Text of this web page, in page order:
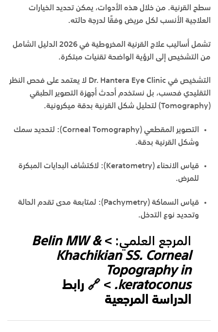
سطح القرنية. من خلال هذه الأدوات، يمكن تحديد الخيارات
العلاجية الأنسب لكل مريض وفقًا لدرجة حالته.
تشمل أساليب
علاج القرنية المخروطية في 2026 الدليل الشامل
من التشخيص إلى الرؤية الواضحة تقنيات مبتكرة.
التشخيص في Dr. Hantera Eye Clinic لا يعتمد على فحص النظر
التقليدي فحسب، بل نستخدم أحدث أجهزة التصوير الطبقي
(Tomography) لتحليل شكل القرنية بدقة ميكرونية.
التصوير المقطعي (Corneal Tomography):
لتحديد سمك
وشكل القرنية بدقة.
قياس الانحناء (Keratometry):
لاكتشاف البدايات المبكرة
للمرض.
قياس السماكة (Pachymetry):
لمتابعة مدى تقدم الحالة
وتحديد نوع التدخل.
المرجع العلمي: >
Belin MW &
Khachikian SS. Corneal
Topography in
keratoconus.
> 🔗 رابط
الدراسة المرجعية